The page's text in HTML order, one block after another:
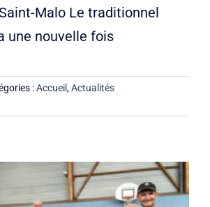
Malo Le traditionnel
une nouvelle fois
:Accueil,Actualités